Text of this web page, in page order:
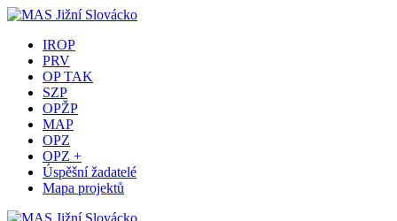
IROP
PRV
OP TAK
SZP
OPŽP
MAP
OPZ
OPZ +
Úspěšní žadatelé
Mapa projektů